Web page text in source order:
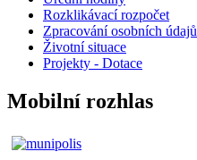
Rozklikávací rozpočet
Zpracování osobních údajů
Životní situace
Projekty - Dotace
Mobilní rozhlas